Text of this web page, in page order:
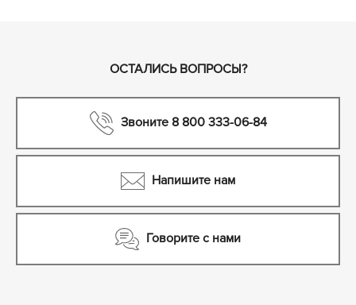
ОСТАЛИСЬ ВОПРОСЫ?
Звоните 8 800 333-06-84
Напишите нам
Говорите с нами